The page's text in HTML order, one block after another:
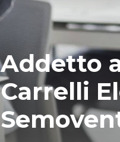
Addetto
Carrelli